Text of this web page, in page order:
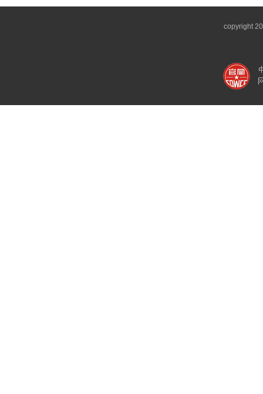
copyright